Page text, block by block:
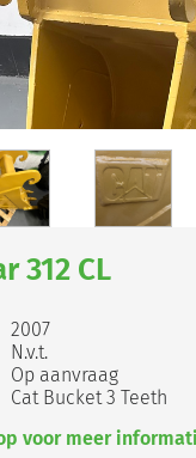
312 CL
2007
N.v.t.
Op aanvraag
Cat Bucket 3 Teeth
voor meer